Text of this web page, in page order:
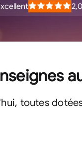
toutes